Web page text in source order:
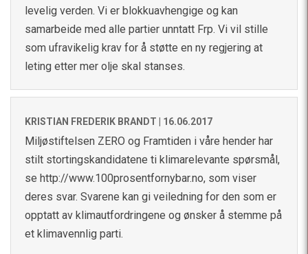
levelig verden. Vi er blokkuavhengige og kan
samarbeide med alle partier unntatt Frp. Vi vil stille
som ufravikelig krav for å støtte en ny regjering at
leting etter mer olje skal stanses.
KRISTIAN FREDERIK BRANDT | 16.06.2017
Miljøstiftelsen ZERO og Framtiden i våre hender har
stilt stortingskandidatene ti klimarelevante spørsmål,
se http://www.100prosentfornybar.no, som viser
deres svar. Svarene kan gi veiledning for den som er
opptatt av klimautfordringene og ønsker å stemme på
et klimavennlig parti.